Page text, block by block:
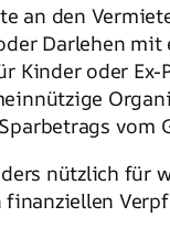
an den
Darlehen
Kinder oder
nützlich für